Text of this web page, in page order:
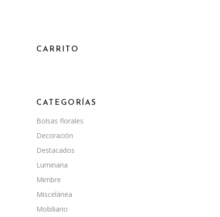
CARRITO
CATEGORÍAS
Bolsas florales
Decoración
Destacados
Luminaria
Mimbre
Miscelánea
Mobiliario